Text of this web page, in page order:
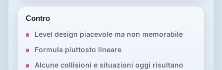
Contro
Level design piacevole ma non memorabile
Formula piuttosto lineare
Alcune collisioni e situazioni oggi risultano